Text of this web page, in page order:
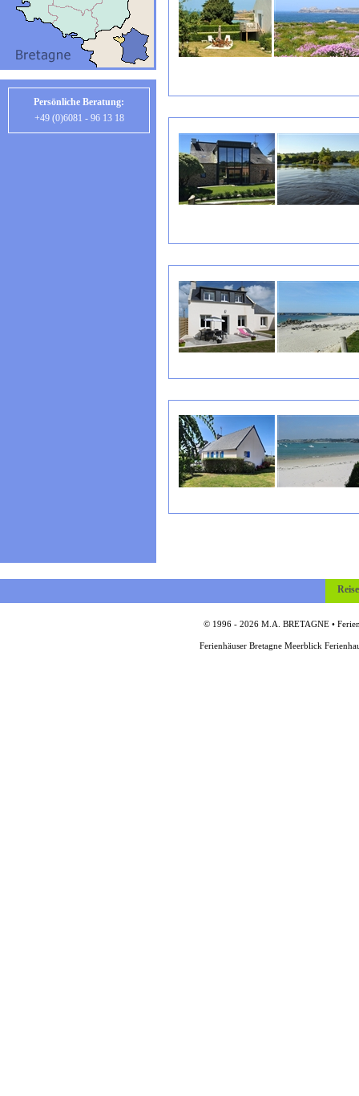
Persönliche Beratung:
+49 (0)6081 - 96 13 18
© 1996 - 2026 M.A. BRETAGNE •
Ferienhäuser Bretagne Meerblick